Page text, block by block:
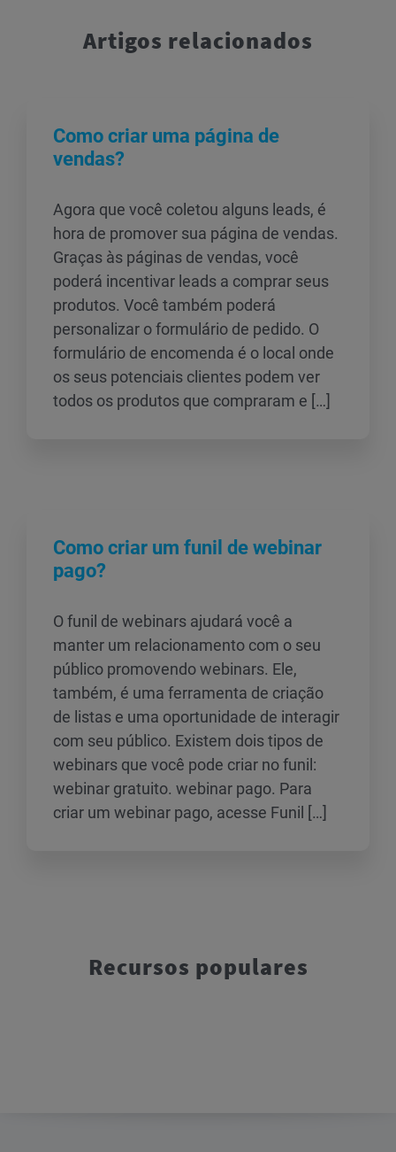
Artigos relacionados
Como criar uma página de
vendas?
Agora que você coletou alguns leads, é
hora de promover sua página de vendas.
Graças às páginas de vendas, você
poderá incentivar leads a comprar seus
produtos. Você também poderá
personalizar o formulário de pedido. O
formulário de encomenda é o local onde
os seus potenciais clientes podem ver
todos os produtos que compraram e […]
Como criar um funil de webinar
pago?
O funil de webinars ajudará você a
manter um relacionamento com o seu
público promovendo webinars. Ele,
também, é uma ferramenta de criação
de listas e uma oportunidade de interagir
com seu público. Existem dois tipos de
webinars que você pode criar no funil:
webinar gratuito. webinar pago. Para
criar um webinar pago, acesse Funil […]
Recursos populares